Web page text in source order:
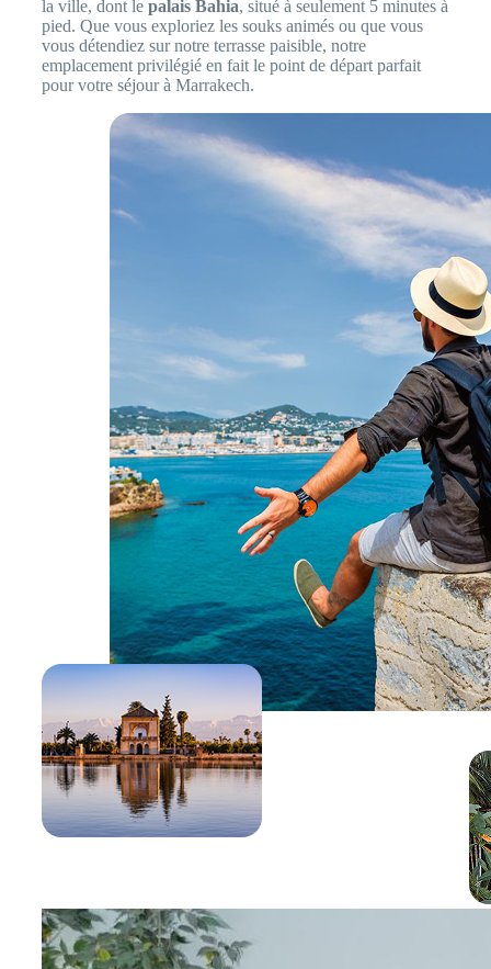
la ville, dont le palais Bahia, situé à seulement 5 minutes à
pied. Que vous exploriez les souks animés ou que vous
vous détendiez sur notre terrasse paisible, notre
emplacement privilégié en fait le point de départ parfait
pour votre séjour à Marrakech.